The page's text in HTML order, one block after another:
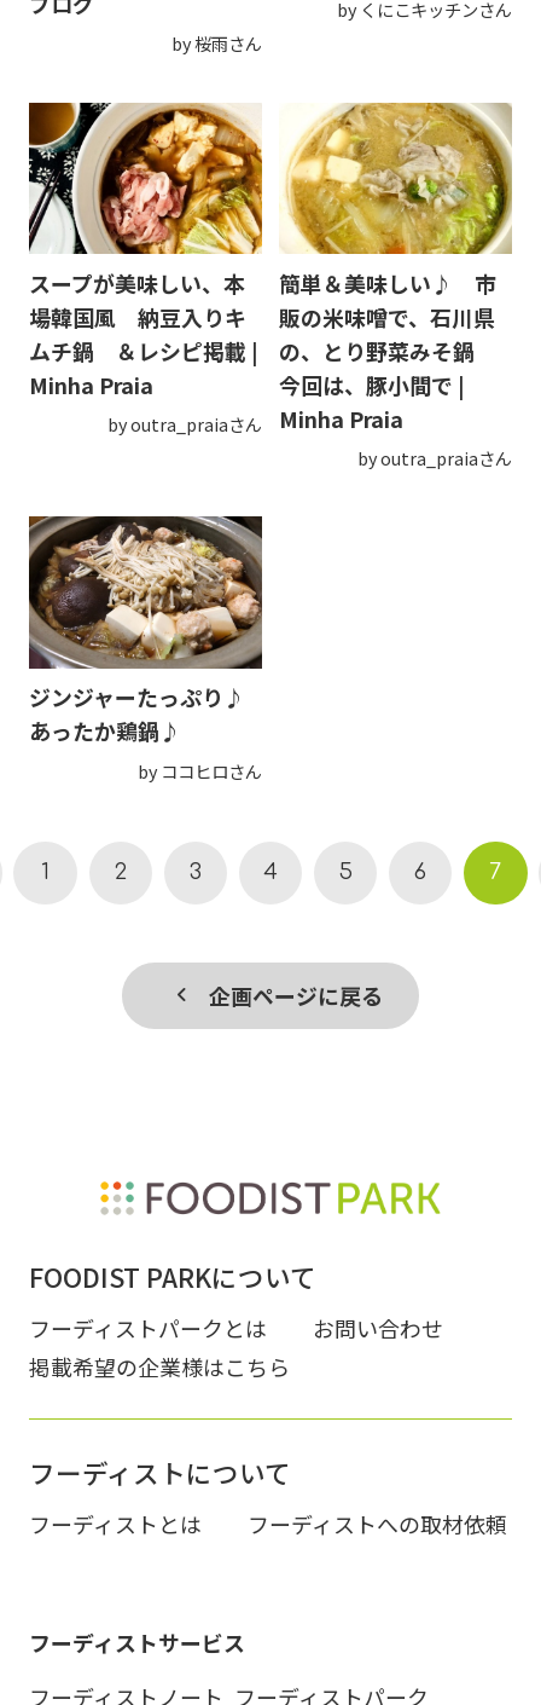
by 桜雨さん
by くにこキッチンさん
スープが美味しい、本
場韓国風 納豆入りキ
ムチ鍋 ＆レシピ掲載 |
Minha Praia
by outra_praiaさん
簡単＆美味しい♪ 市
販の米味噌で、石川県
の、とり野菜みそ鍋
今回は、豚小間で |
Minha Praia
by outra_praiaさん
ジンジャーたっぷり♪
あったか鶏鍋♪
by ココヒロさん
1 2 3 4 5 6 7
企画ページに戻る
FOODIST PARKについて
フーディストパークとは
お問い合わせ
掲載希望の企業様はこちら
フーディストについて
フーディストとは フーディストへの取材依頼
フーディストサービス
フーディストノート フーディストパーク